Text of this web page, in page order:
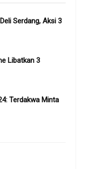
Serdang, Aksi 3
Libatkan 3
Terdakwa Minta